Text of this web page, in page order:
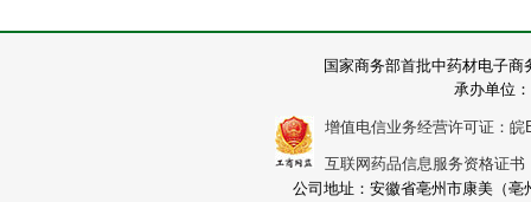
国家商务部首批中药材电子
承办单位
增值电信业务经营许可证：皖
互联网药品信息服务资格证
公司地址：安徽省亳州市康美（